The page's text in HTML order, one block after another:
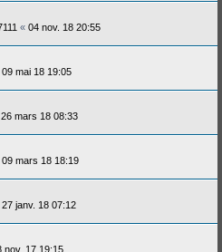
« 04 nov. 18 20:55
09 mai 18 19:05
26 mars 18 08:33
09 mars 18 18:19
27 janv. 18 07:12
nov. 17 19:15